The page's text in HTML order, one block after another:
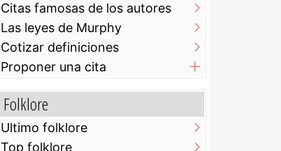
Citas famosas de los autores
Las leyes de Murphy
Cotizar definiciones
Proponer una cita
Folklore
Ultimo folklore
Top folklore